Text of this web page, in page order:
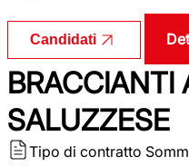
Candidati
BRACCIANTI
SALUZZESE
Tipo di contratto